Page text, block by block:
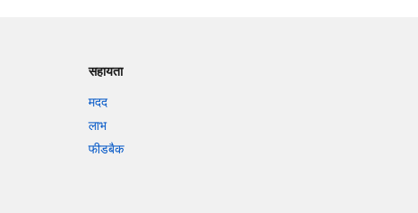
सहायता
मदद
लाभ
फीडबैक